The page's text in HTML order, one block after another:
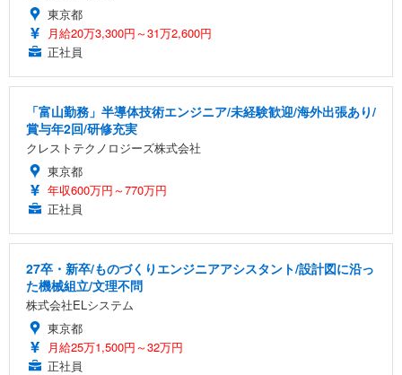
東京都
月給20万3,300円～31万2,600円
正社員
「富山勤務」半導体技術エンジニア/未経験歓迎/海外出張あり/
賞与年2回/研修充実
クレストテクノロジーズ株式会社
東京都
年収600万円～770万円
正社員
27卒・新卒/ものづくりエンジニアアシスタント/設計図に沿っ
た機械組立/文理不問
株式会社ELシステム
東京都
月給25万1,500円～32万円
正社員